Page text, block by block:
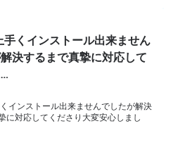
手くインストール出来ません
決するまで真摯に対応して
…
インストール出来ませんでしたが解決
に対応してくださり大変安心しまし